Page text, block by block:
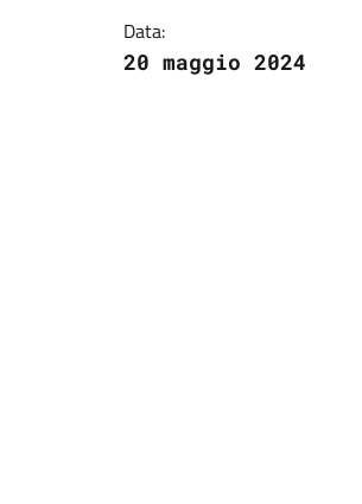
Data:
20 maggio 2024